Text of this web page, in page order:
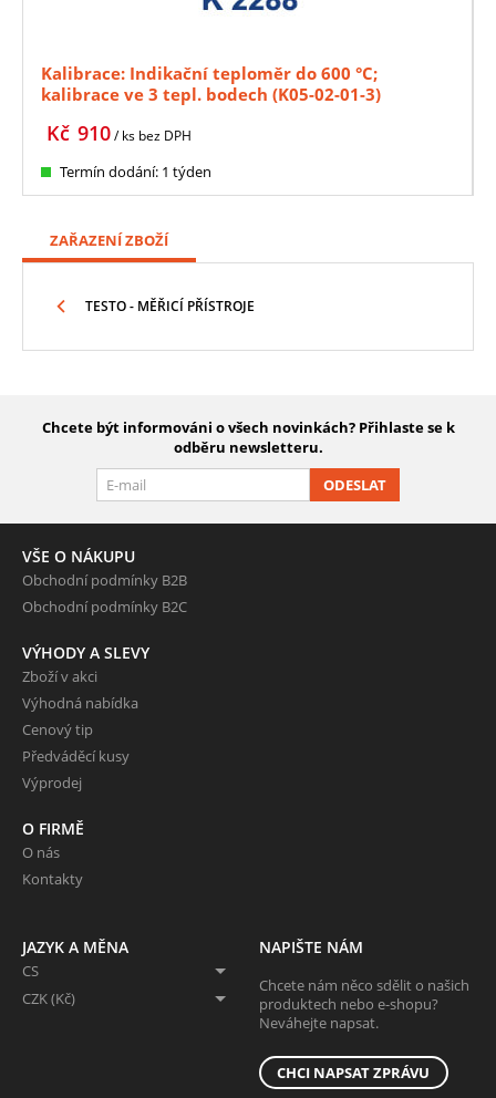
Kalibrace: Indikační teploměr do 600 °C;
kalibrace ve 3 tepl. bodech (K05-02-01-3)
910
Kč / ks bez DPH
Termín dodání: 1 týden
ZAŘAZENÍ ZBOŽÍ
TESTO - MĚŘICÍ PŘÍSTROJE
Chcete být informováni o všech novinkách? Přihlaste se k
odběru newsletteru.
ODESLAT
VŠE O NÁKUPU
Obchodní podmínky B2B
Obchodní podmínky B2C
VÝHODY A SLEVY
Zboží v akci
Výhodná nabídka
Cenový tip
Předváděcí kusy
Výprodej
O FIRMĚ
O nás
Kontakty
JAZYK A MĚNA
CS
CZK (Kč)
NAPIŠTE NÁM
Chcete nám něco sdělit o našich
produktech nebo e-shopu?
Neváhejte napsat.
CHCI NAPSAT ZPRÁVU